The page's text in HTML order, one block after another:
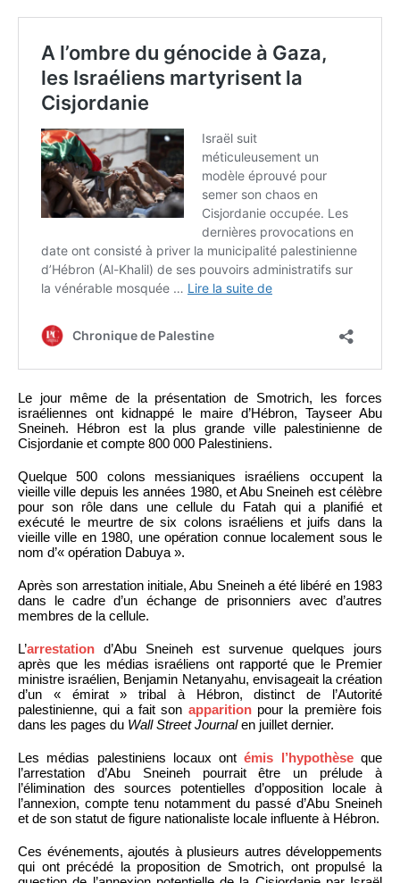
Le jour même de la présentation de Smotrich, les forces
israéliennes ont kidnappé le maire d’Hébron, Tayseer Abu
Sneineh. Hébron est la plus grande ville palestinienne de
Cisjordanie et compte 800 000 Palestiniens.
Quelque 500 colons messianiques israéliens occupent la
vieille ville depuis les années 1980, et Abu Sneineh est célèbre
pour son rôle dans une cellule du Fatah qui a planifié et
exécuté le meurtre de six colons israéliens et juifs dans la
vieille ville en 1980, une opération connue localement sous le
nom d’« opération Dabuya ».
Après son arrestation initiale, Abu Sneineh a été libéré en 1983
dans le cadre d’un échange de prisonniers avec d’autres
membres de la cellule.
L’arrestation d’Abu Sneineh est survenue quelques jours
après que les médias israéliens ont rapporté que le Premier
ministre israélien, Benjamin Netanyahu, envisageait la création
d’un « émirat » tribal à Hébron, distinct de l’Autorité
palestinienne, qui a fait son apparitionpour la première fois
dans les pages du Wall Street Journalen juillet dernier.
Les médias palestiniens locaux ontémis l’hypothèseque
l’arrestation d’Abu Sneineh pourrait être un prélude à
l’élimination des sources potentielles d’opposition locale à
l’annexion, compte tenu notamment du passé d’Abu Sneineh
et de son statut de figure nationaliste locale influente à Hébron.
Ces événements, ajoutés à plusieurs autres développements
qui ont précédé la proposition de Smotrich, ont propulsé la